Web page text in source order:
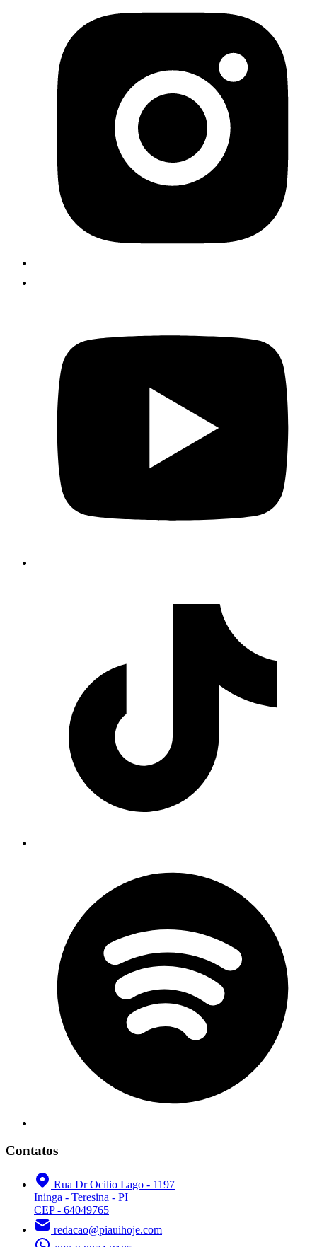
Contatos
Rua Dr Ocilio Lago - 1197
Ininga - Teresina - PI
CEP - 64049765
redacao@piauihoje.com